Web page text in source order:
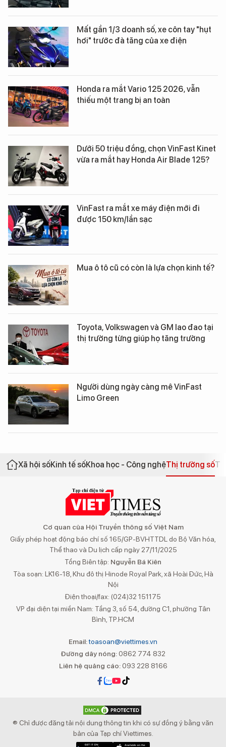
Mất gần 1/3 doanh số, xe côn tay "hụt
hơi" trước đà tăng của xe điện
Honda ra mắt Vario 125 2026, vẫn
thiếu một trang bị an toàn
Dưới 50 triệu đồng, chọn VinFast Kinet
vừa ra mắt hay Honda Air Blade 125?
VinFast ra mắt xe máy điện mới đi
được 150 km/lần sạc
Mua ô tô cũ có còn là lựa chọn kinh tế?
Toyota, Volkswagen và GM lao đao tại
thị trường từng giúp họ tăng trưởng
Người dùng ngày càng mê VinFast
Limo Green
Xã hội sốKinh tế sốKhoa học - Công nghệThị trường số
Cơ quan của Hội Truyền thông số Việt Nam
Giấy phép hoạt động báo chí số 165/GP-BVHTTDL do Bộ Văn hóa,
Thể thao và Du lịch cấp ngày 27/11/2025
Tổng Biên tập: Nguyễn Bá Kiên
Tòa soạn: LK16-18, Khu đô thị Hinode Royal Park, xã Hoài Đức, Hà
Nội
Điện thoại/fax: (024)32 151175
VP đại diện tại miền Nam: Tầng 3, số 54, đường C1, phường Tân
Bình, TP.HCM
Email:toasoan@viettimes.vn
Đường dây nóng: 0862 774 832
Liên hệ quảng cáo:093 228 8166
® Chỉ được đăng tải nội dung thông tin khi có sự đồng ý bằng văn
bản của Tạp chí Viettimes.